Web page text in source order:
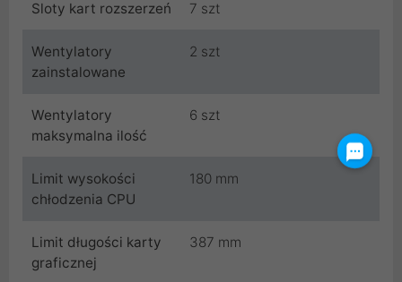
Sloty kart rozszerzeń 7 szt
Wentylatory
zainstalowane
2 szt
Wentylatory
maksymalna ilość
6 szt
Limit wysokości
chłodzenia CPU
180 mm
Limit długości karty
graficznej
387 mm